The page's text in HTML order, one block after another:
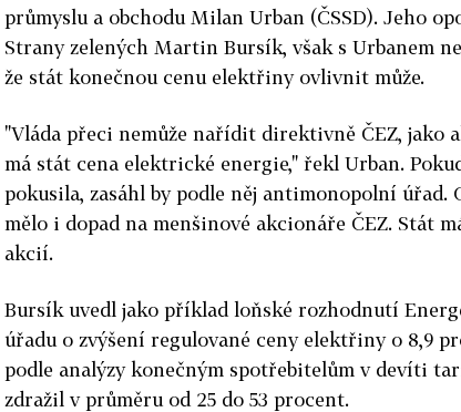
průmyslu a obchodu Milan Urban (ČSSD). Jeho
Strany zelených Martin Bursík, však s Urbanem
že stát konečnou cenu elektřiny ovlivnit může.
"Vláda přeci nemůže nařídit direktivně ČEZ, jako
má stát cena elektrické energie," řekl Urban.
pokusila, zasáhl by podle něj antimonopolní
mělo i dopad na menšinové akcionáře ČEZ. Stát
akcií.
Bursík uvedl jako příklad loňské rozhodnutí
úřadu o zvýšení regulované ceny elektřiny o 8,9
podle analýzy konečným spotřebitelům v devíti
zdražil v průměru od 25 do 53 procent.